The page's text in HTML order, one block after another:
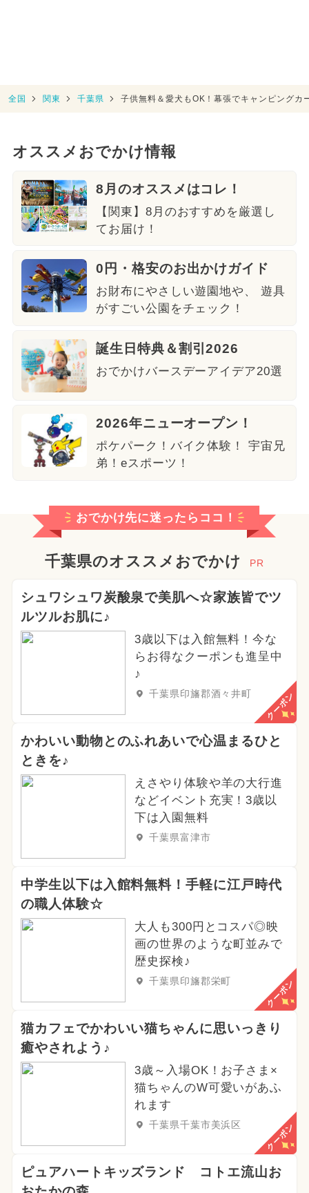
全国 関東 千葉県 子供無料＆愛犬もOK！幕張でキャンピング
オススメおでかけ情報
8月のオススメはコレ！
【関東】8月のおすすめを厳選し
てお届け！
0円・格安のお出かけガイド
お財布にやさしい遊園地や、 遊具
がすごい公園をチェック！
誕生日特典＆割引2026
おでかけバースデーアイデア20選
2026年ニューオープン！
ポケパーク！バイク体験！ 宇宙兄
弟！eスポーツ！
おでかけ先に迷ったらココ！
千葉県のオススメおでかけ PR
シュワシュワ炭酸泉で美肌へ☆家族皆でツ
ルツルお肌に♪
3歳以下は入館無料！今な
らお得なクーポンも進呈中
♪
千葉県印旛郡酒々井町 クーポン
かわいい動物とのふれあいで心温まるひと
ときを♪
えさやり体験や羊の大行進
などイベント充実！3歳以
下は入園無料
千葉県富津市
中学生以下は入館料無料！手軽に江戸時代
の職人体験☆
大人も300円とコスパ◎映
画の世界のような町並みで
歴史探検♪
千葉県印旛郡栄町 クーポン
猫カフェでかわいい猫ちゃんに思いっきり
癒やされよう♪
3歳～入場OK！お子さま×
猫ちゃんのW可愛いがあふ
れます
千葉県千葉市美浜区 クーポン
ピュアハートキッズランド コトエ流山お